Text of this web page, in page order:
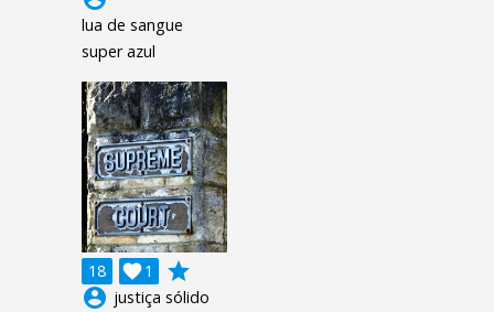
lua de sangue
super azul
18 1

grade
account_circle justiça sólido